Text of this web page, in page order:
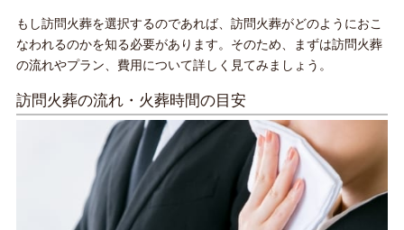
もし訪問火葬を選択するのであれば、訪問火葬がどのようにおこ
なわれるのかを知る必要があります。そのため、まずは訪問火葬
の流れやプラン、費用について詳しく見てみましょう。
訪問火葬の流れ・火葬時間の目安